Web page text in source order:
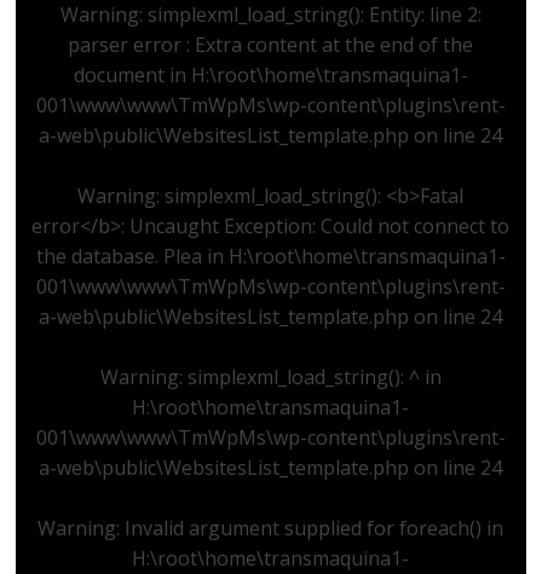
Warning: simplexml_load_string(): Entity: line 2:
parser error : Extra content at the end of the
document in H:\root\home\transmaquina1-
001\www\www\TmWpMs\wp-content\plugins\rent-
a-web\public\WebsitesList_template.php on line 24
Warning: simplexml_load_string(): <b>Fatal
error</b>: Uncaught Exception: Could not connect to
the database. Plea in H:\root\home\transmaquina1-
001\www\www\TmWpMs\wp-content\plugins\rent-
a-web\public\WebsitesList_template.php on line 24
Warning: simplexml_load_string(): ^ in
H:\root\home\transmaquina1-
001\www\www\TmWpMs\wp-content\plugins\rent-
a-web\public\WebsitesList_template.php on line 24
Warning: Invalid argument supplied for foreach() in
H:\root\home\transmaquina1-